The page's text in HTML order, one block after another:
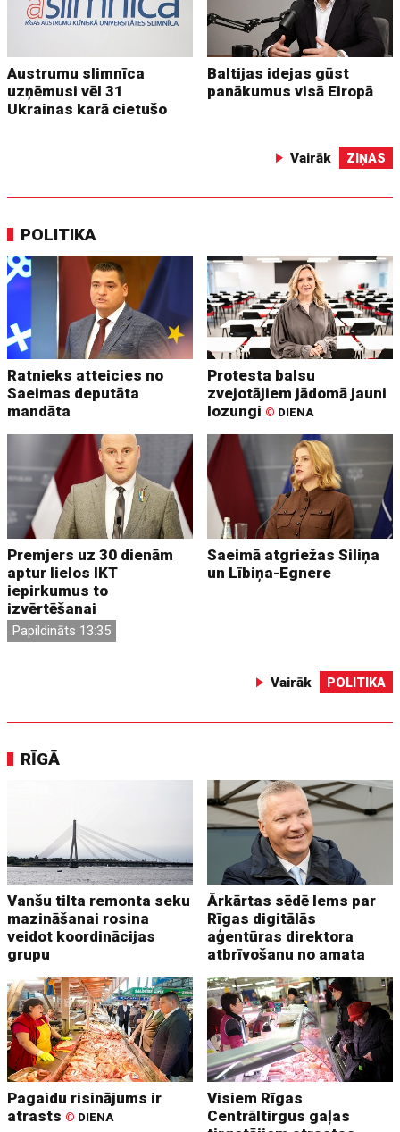
Austrumu slimnīca
uzņēmusi vēl 31
Ukrainas karā cietušo
Baltijas idejas gūst
panākumus visā Eiropā
Vairāk ZIŅAS
POLITIKA
Ratnieks atteicies no
Saeimas deputāta
mandāta
Protesta balsu
zvejotājiem jādomā jauni
lozungi © DIENA
Premjers uz 30 dienām
aptur lielos IKT
iepirkumus to
izvērtēšanai
Papildināts 13:35
Saeimā atgriežas Siliņa
un Lībiņa-Egnere
Vairāk POLITIKA
RĪGĀ
Vanšu tilta remonta seku
mazināšanai rosina
veidot koordinācijas
grupu
Ārkārtas sēdē lems par
Rīgas digitālās
aģentūras direktora
atbrīvošanu no amata
Pagaidu risinājums ir
atrasts © DIENA
Visiem Rīgas
Centrāltirgus gaļas